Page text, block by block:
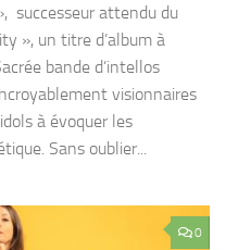
successeur attendu du
», un titre d’album à
bande d’intellos
visionnaires
à évoquer les
Sans oublier...
0